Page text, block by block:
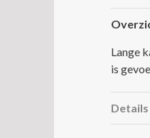
Lange
is
Details